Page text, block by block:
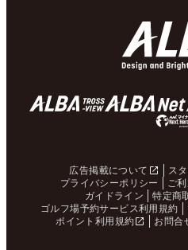
広告掲載について ス
プライバシーポリシー
ご
ガイドライン
特定商
ゴルフ場予約サービス利用規約
ポイント利用規約
お問合